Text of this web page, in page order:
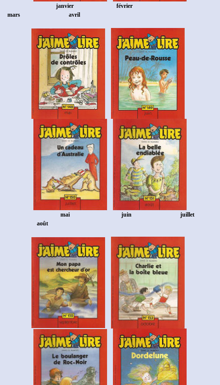
janvier
février
mars
avril
mai
juin juillet
août